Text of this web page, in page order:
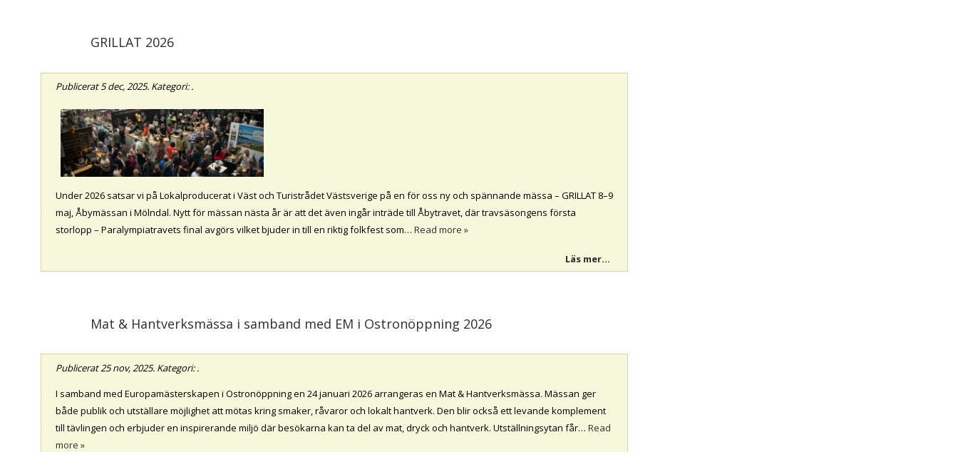
GRILLAT 2026
Publicerat5 dec, 2025. Kategori: .
Under 2026 satsar vi på Lokalproducerat i Väst och Turistrådet Västsverige på en för oss ny och spännande mässa – GRILLAT 8–9
maj, Åbymässan i Mölndal. Nytt för mässan nästa år är att det även ingår inträde till Åbytravet, där travsäsongens första
storlopp – Paralympiatravets final avgörs vilket bjuder in till en riktig folkfest som… Read more »
Läs mer...
Mat & Hantverksmässa i samband med EM i Ostronöppning 2026
Publicerat25 nov, 2025. Kategori: .
I samband med Europamästerskapen i Ostronöppning en 24 januari 2026 arrangeras en Mat & Hantverksmässa. Mässan ger
både publik och utställare möjlighet att mötas kring smaker, råvaror och lokalt hantverk. Den blir också ett levande komplement
till tävlingen och erbjuder en inspirerande miljö där besökarna kan ta del av mat, dryck och hantverk. Utställningsytan får… Read
more »